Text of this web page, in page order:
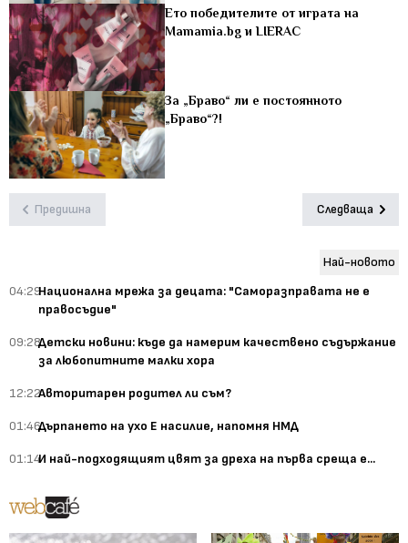
Eто победителите от играта на
Mamamia.bg и LIERAC
За „Браво“ ли е постоянното
„Браво“?!
Предишна Следваща
Най-новото
04:29Национална мрежа за децата: "Саморазправата не е
правосъдие"
09:28Детски новини: къде да намерим качествено съдържание
за любопитните малки хора
12:22Авторитарен родител ли съм?
01:46Дърпането на ухо Е насилие, напомня НМД
01:14И най-подходящият цвят за дреха на първа среща е...